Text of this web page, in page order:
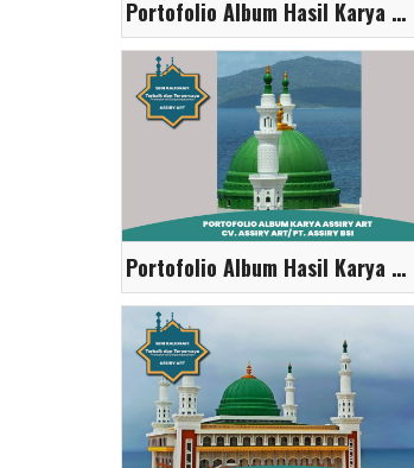
Portofolio Album Hasil Karya Assiry Art
Portofolio Album Hasil Karya Assiry Art